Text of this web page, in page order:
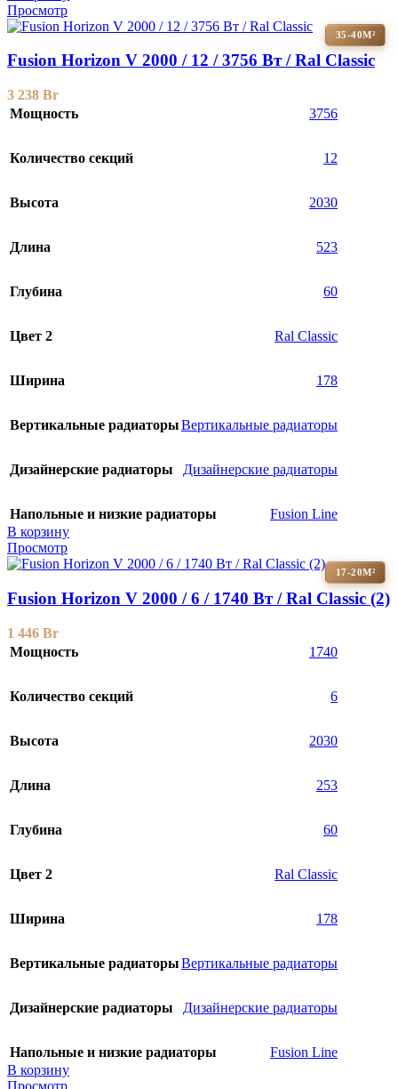
Просмотр
35-40М²
Fusion Horizon V 2000 / 12 / 3756 Вт / Ral Classic
3 238 Br
Мощность
3756
Количество секций 12
Высота 2030
Длина 523
Глубина 60
Цвет 2 Ral Classic
Ширина 178
Вертикальные радиаторыВертикальные радиаторы
Дизайнерские радиаторы Дизайнерские радиаторы
Напольные и низкие радиаторы
Fusion Line
В корзину
Просмотр
17-20М²
Fusion Horizon V 2000 / 6 / 1740 Вт / Ral Classic (2)
1 446 Br
Мощность
1740
Количество секций 6
Высота 2030
Длина 253
Глубина 60
Цвет 2 Ral Classic
Ширина 178
Вертикальные радиаторыВертикальные радиаторы
Дизайнерские радиаторы Дизайнерские радиаторы
Напольные и низкие радиаторы
Fusion Line
В корзину
Просмотр